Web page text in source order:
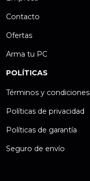
Contacto
Ofertas
Arma tu PC
POLÍTICAS
Términos y condiciones
Políticas de privacidad
Políticas de garantía
Seguro de envío